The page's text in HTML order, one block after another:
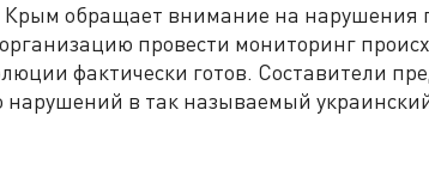
Крым обращает внимание на нарушения
провести мониторинг
фактически готов. Составители
нарушений в так называемый